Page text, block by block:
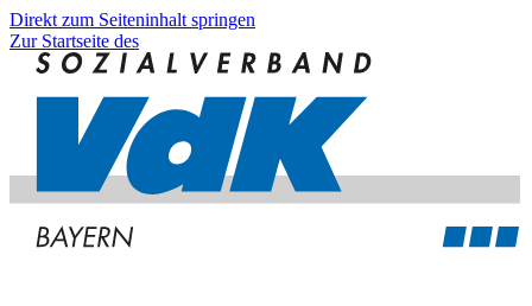
Direkt zum Seiteninhalt springen
Zur Startseite des